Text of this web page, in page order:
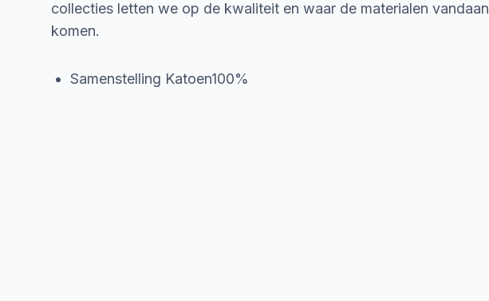
collecties letten we op de kwaliteit en waar de materialen vandaan
komen.
Samenstelling Katoen100%